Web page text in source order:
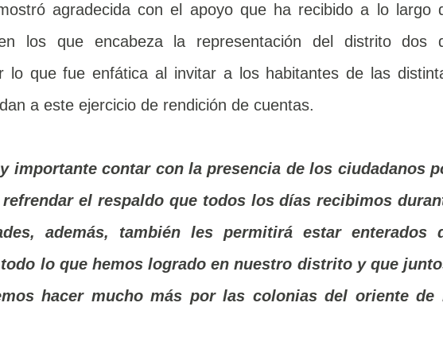
agradecida con el apoyo que ha recibido a lo largo
los que encabeza la representación del distrito dos
lo que fue enfática al invitar a los habitantes de las
a este ejercicio de rendición de cuentas.
importante contar con la presencia de los ciudadanos
el respaldo que todos los días recibimos
además, también les permitirá estar enterados
lo que hemos logrado en nuestro distrito y que
hacer mucho más por las colonias del oriente de